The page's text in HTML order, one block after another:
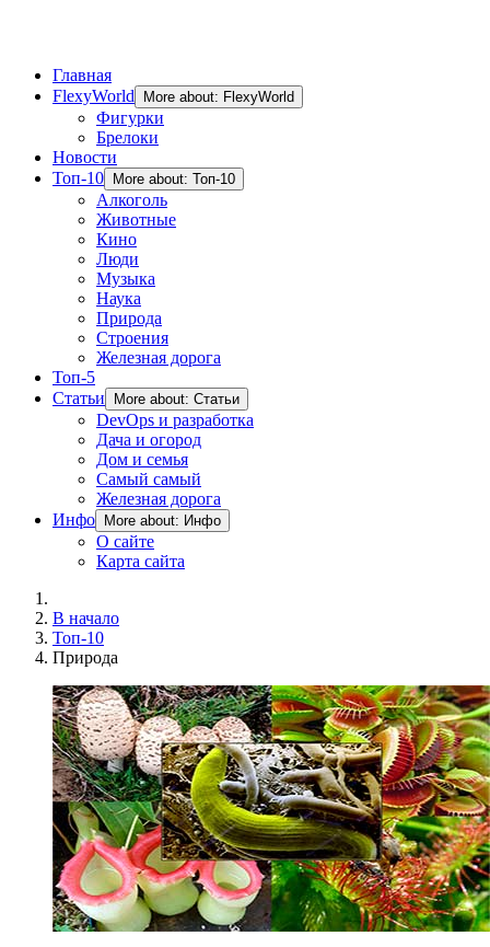
Главная
FlexyWorld
More about: FlexyWorld
Фигурки
Брелоки
Новости
Топ-10
More about: Топ-10
Алкоголь
Животные
Кино
Люди
Музыка
Наука
Природа
Строения
Железная дорога
Топ-5
Статьи
More about: Статьи
DevOps и разработка
Дача и огород
Дом и семья
Самый самый
Железная дорога
Инфо
More about: Инфо
О сайте
Карта сайта
В начало
Топ-10
Природа